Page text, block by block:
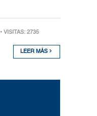
• VISITAS: 2735
LEER MÁS